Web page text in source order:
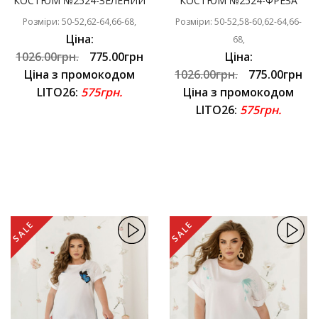
Розміри: 50-52,62-64,66-68,
Ціна:
1026.00грн.
775.00грн
Ціна з промокодом
LITO26: 575грн.
Розміри: 50-52,58-60,62-64,66-
68,
Ціна:
1026.00грн.
775.00грн
Ціна з промокодом
LITO26: 575грн.
SALE SALE